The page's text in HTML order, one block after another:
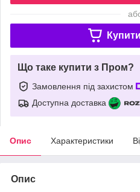
Що таке купити з Пром?
Замовлення під захистом
Доступна доставка
Опис Характеристики
Опис